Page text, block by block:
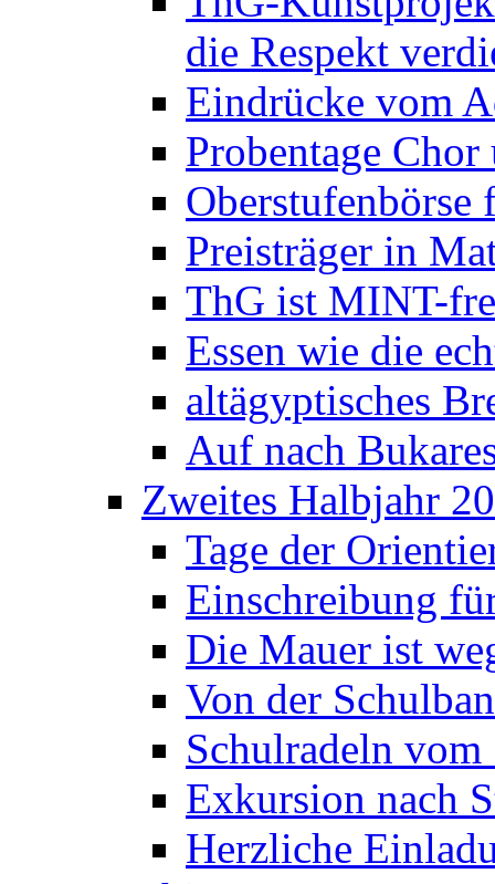
die Respekt
Eindrücke vom
Probentage
Preisträger in
ThG ist MINT-
Essen wie die
altägyptisches
Auf nach
Zweites Halbjahr
Tage der
Einschreibung
Die Mauer ist
Von der
Schulradeln
Exkursion nach
Herzliche